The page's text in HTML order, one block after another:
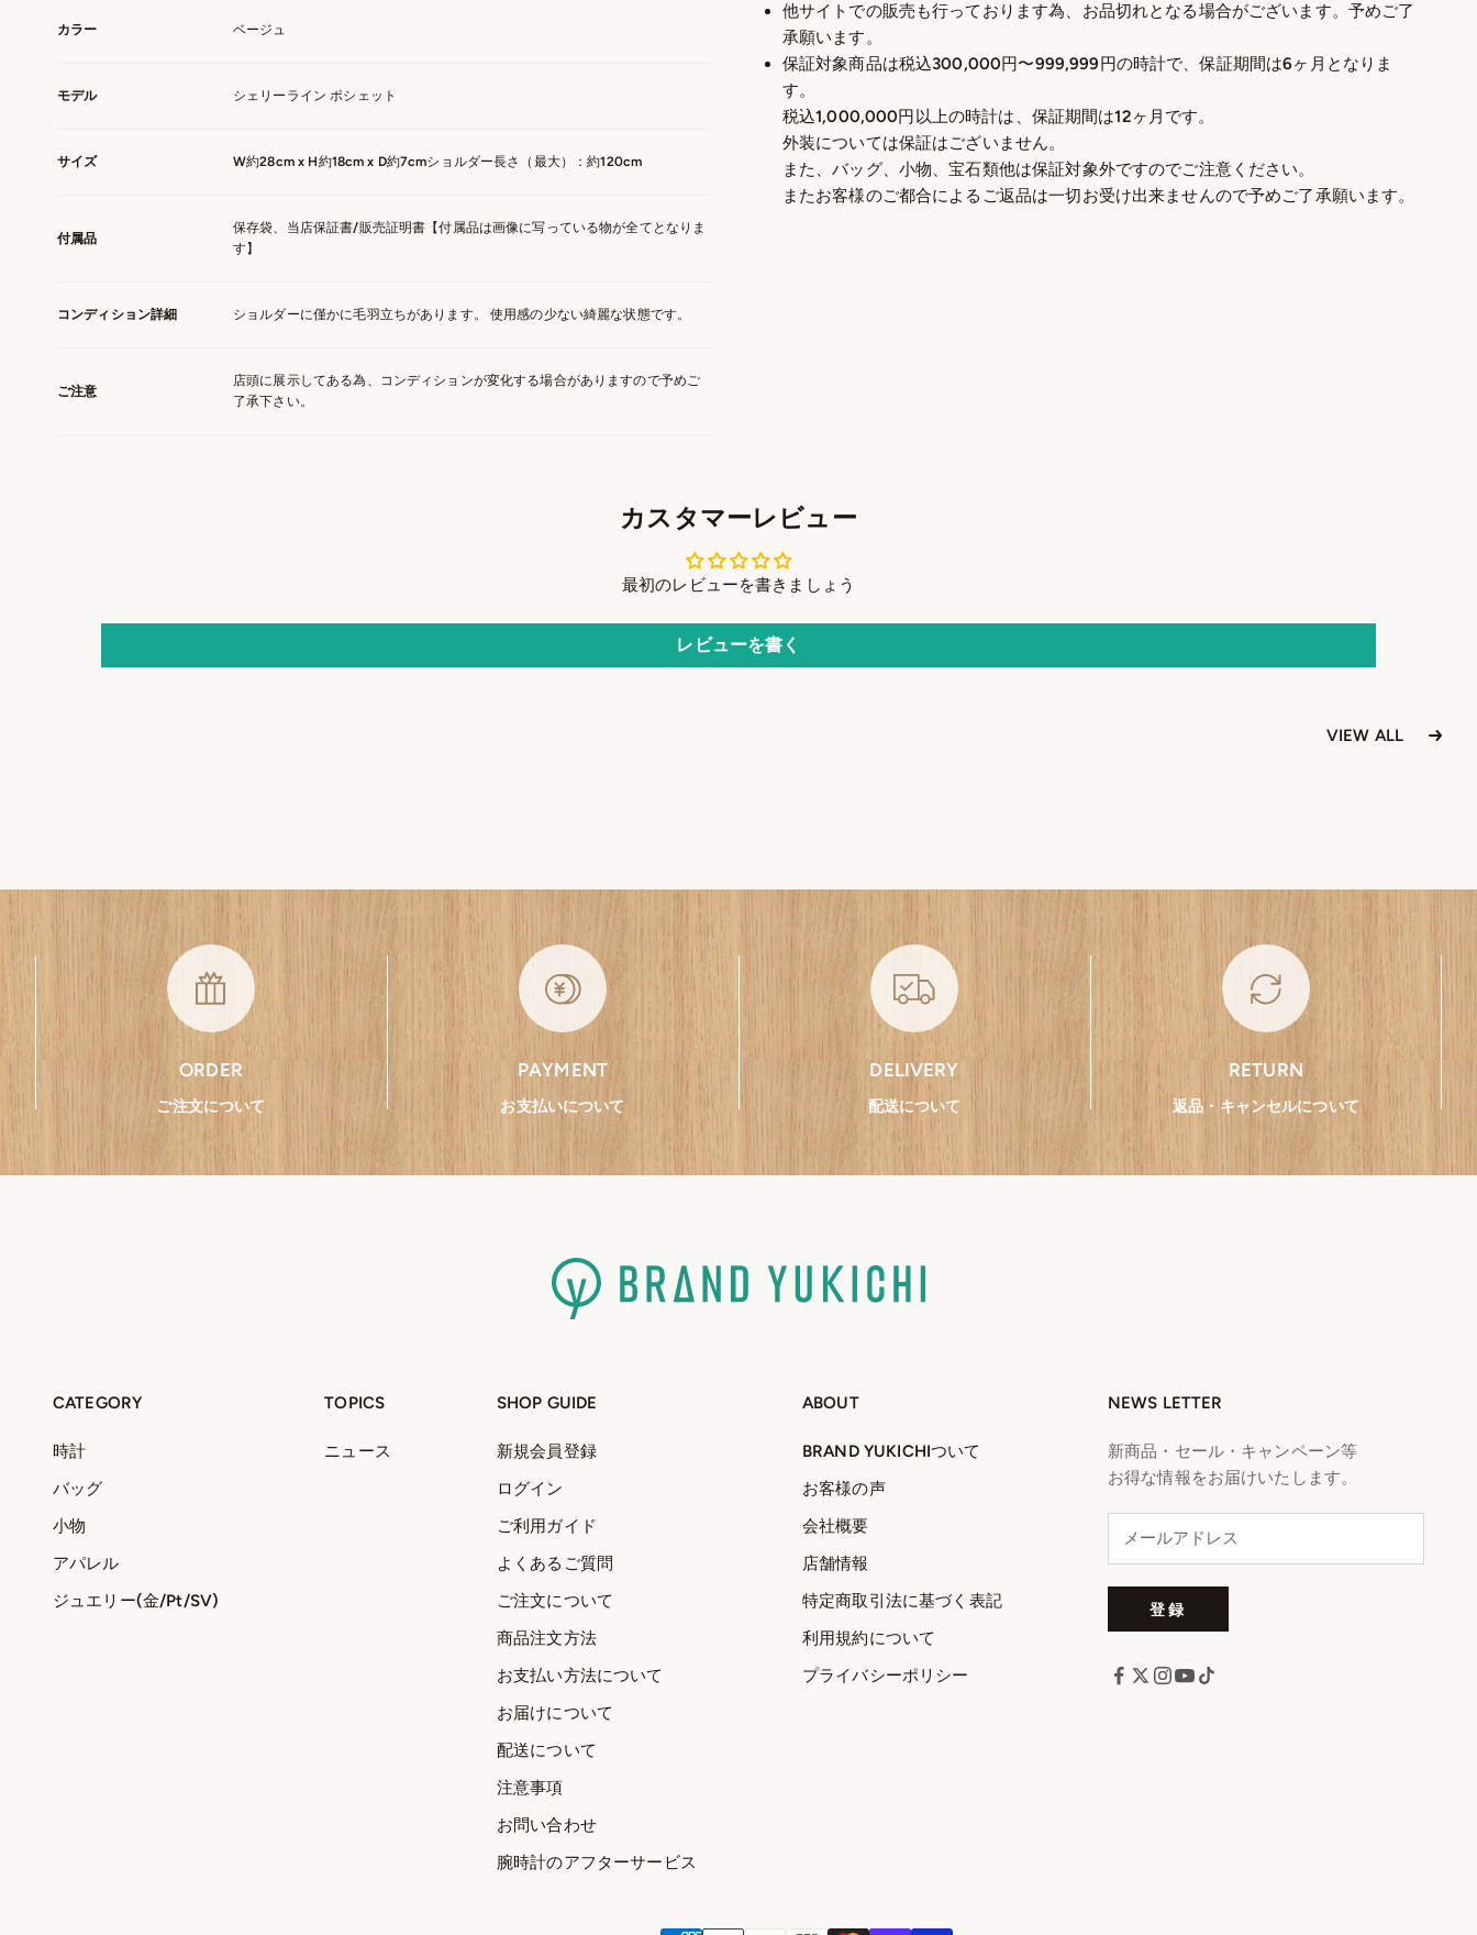
カラー ベージュ
モデル シェリーライン ポシェット
サイズ W約28cm x H約18cm x D約7cmショルダー長さ（最大）：約120cm
付属品
保存袋、当店保証書/販売証明書【付属品は画像に写っている物が全てとなりま
す】
コンディション詳細 ショルダーに僅かに毛羽立ちがあります。 使用感の少ない綺麗な状態です。
ご注意
店頭に展示してある為、コンディションが変化する場合がありますので予めご
了承下さい。
他サイトでの販売も行っております為、お品切れとなる場合がございます。予めご了
承願います。
保証対象商品は税込300,000円〜999,999円の時計で、保証期間は6ヶ月となりま
す。
税込1,000,000円以上の時計は、保証期間は12ヶ月です。
外装については保証はございません。
また、バッグ、小物、宝石類他は保証対象外ですのでご注意ください。
またお客様のご都合によるご返品は一切お受け出来ませんので予めご了承願います。
カスタマーレビュー
最初のレビューを書きましょう
レビューを書く
VIEW ALL
ORDER
ご注文について
PAYMENT
お支払いについて
DELIVERY
配送について
RETURN
返品・キャンセルについて
CATEGORY
時計
バッグ
小物
アパレル
ジュエリー(金/Pt/SV)
TOPICS
ニュース
SHOP GUIDE
新規会員登録
ログイン
ご利用ガイド
よくあるご質問
ご注文について
商品注文方法
お支払い方法について
お届けについて
配送について
注意事項
お問い合わせ
腕時計のアフターサービス
ABOUT
BRAND YUKICHIついて
お客様の声
会社概要
店舗情報
特定商取引法に基づく表記
利用規約について
プライバシーポリシー
NEWS LETTER
新商品・セール・キャンペーン等
お得な情報をお届けいたします。
登録